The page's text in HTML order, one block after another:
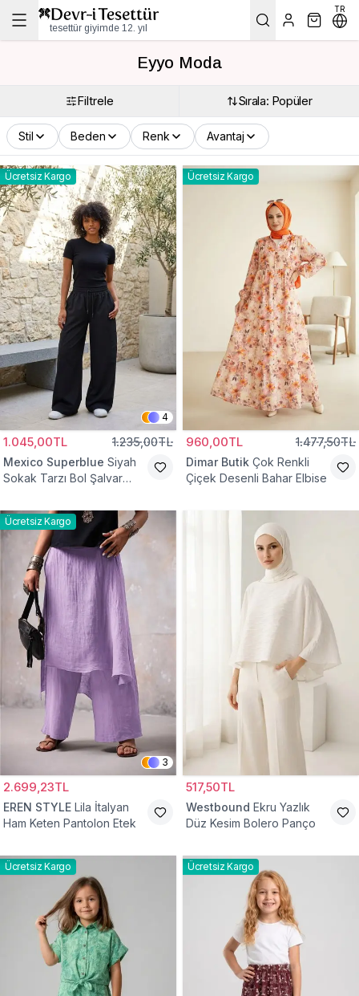
tesettür giyimde 12. yıl
TR
Eyyo Moda
Filtrele Sırala: Popüler
Stil Beden Renk Avantaj
Ücretsiz Kargo
4
1.045,00TL 1.235,00TL
Mexico Superblue Siyah
Sokak Tarzı Bol Şalvar
Ücretsiz Kargo
960,00TL 1.477,50TL
Dimar Butik Çok Renkli
Çiçek Desenli Bahar Elbise
Ücretsiz Kargo
3
2.699,23TL
EREN STYLE Lila İtalyan
Ham Keten Pantolon Etek
517,50TL
Westbound Ekru Yazlık
Düz Kesim Bolero Panço
Ücretsiz Kargo Ücretsiz Kargo